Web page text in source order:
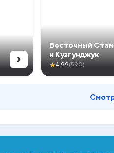
›
Восточный
и Кузгунджук
★4.99(590)